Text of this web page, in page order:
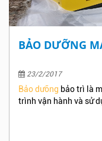
BẢO DƯỠNG
23/2/2017
Bảo dưỡng bảo trì là
trình vận hành và sử